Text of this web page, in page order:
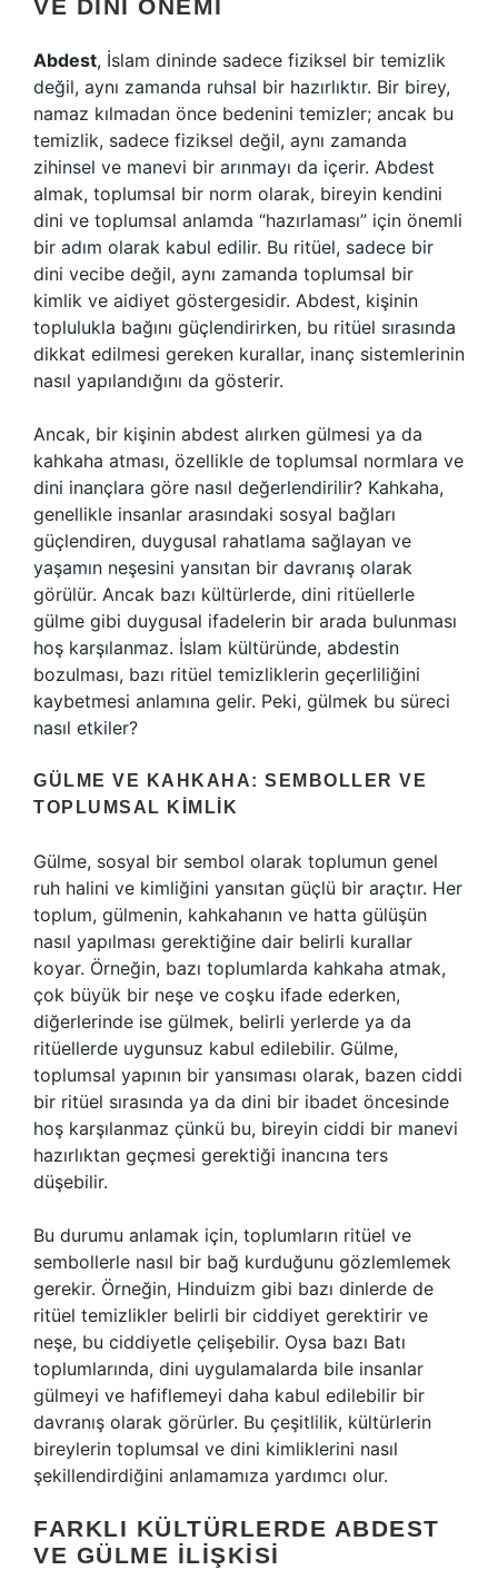
VE DINI ÖNEMI
Abdest, İslam dininde sadece fiziksel bir temizlik
değil, aynı zamanda ruhsal bir hazırlıktır. Bir birey,
namaz kılmadan önce bedenini temizler; ancak bu
temizlik, sadece fiziksel değil, aynı zamanda
zihinsel ve manevi bir arınmayı da içerir. Abdest
almak, toplumsal bir norm olarak, bireyin kendini
dini ve toplumsal anlamda “hazırlaması” için önemli
bir adım olarak kabul edilir. Bu ritüel, sadece bir
dini vecibe değil, aynı zamanda toplumsal bir
kimlik ve aidiyet göstergesidir. Abdest, kişinin
toplulukla bağını güçlendirirken, bu ritüel sırasında
dikkat edilmesi gereken kurallar, inanç sistemlerinin
nasıl yapılandığını da gösterir.
Ancak, bir kişinin abdest alırken gülmesi ya da
kahkaha atması, özellikle de toplumsal normlara ve
dini inançlara göre nasıl değerlendirilir? Kahkaha,
genellikle insanlar arasındaki sosyal bağları
güçlendiren, duygusal rahatlama sağlayan ve
yaşamın neşesini yansıtan bir davranış olarak
görülür. Ancak bazı kültürlerde, dini ritüellerle
gülme gibi duygusal ifadelerin bir arada bulunması
hoş karşılanmaz. İslam kültüründe, abdestin
bozulması, bazı ritüel temizliklerin geçerliliğini
kaybetmesi anlamına gelir. Peki, gülmek bu süreci
nasıl etkiler?
GÜLME VE KAHKAHA: SEMBOLLER VE
TOPLUMSAL KIMLIK
Gülme, sosyal bir sembol olarak toplumun genel
ruh halini ve kimliğini yansıtan güçlü bir araçtır. Her
toplum, gülmenin, kahkahanın ve hatta gülüşün
nasıl yapılması gerektiğine dair belirli kurallar
koyar. Örneğin, bazı toplumlarda kahkaha atmak,
çok büyük bir neşe ve coşku ifade ederken,
diğerlerinde ise gülmek, belirli yerlerde ya da
ritüellerde uygunsuz kabul edilebilir. Gülme,
toplumsal yapının bir yansıması olarak, bazen ciddi
bir ritüel sırasında ya da dini bir ibadet öncesinde
hoş karşılanmaz çünkü bu, bireyin ciddi bir manevi
hazırlıktan geçmesi gerektiği inancına ters
düşebilir.
Bu durumu anlamak için, toplumların ritüel ve
sembollerle nasıl bir bağ kurduğunu gözlemlemek
gerekir. Örneğin, Hinduizm gibi bazı dinlerde de
ritüel temizlikler belirli bir ciddiyet gerektirir ve
neşe, bu ciddiyetle çelişebilir. Oysa bazı Batı
toplumlarında, dini uygulamalarda bile insanlar
gülmeyi ve hafiflemeyi daha kabul edilebilir bir
davranış olarak görürler. Bu çeşitlilik, kültürlerin
bireylerin toplumsal ve dini kimliklerini nasıl
şekillendirdiğini anlamamıza yardımcı olur.
FARKLI KÜLTÜRLERDE ABDEST
VE GÜLME İLIŞKISI